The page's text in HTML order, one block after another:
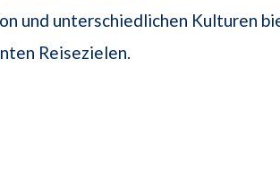
und unterschiedlichen Kulturen
Reisezielen.